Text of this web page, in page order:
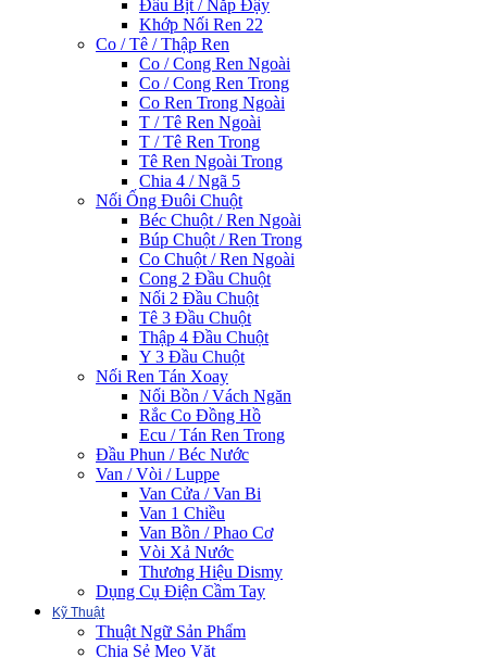
Đầu Bịt / Nắp Đậy
Khớp Nối Ren 22
Co / Tê / Thập Ren
Co / Cong Ren Ngoài
Co / Cong Ren Trong
Co Ren Trong Ngoài
T / Tê Ren Ngoài
T / Tê Ren Trong
Tê Ren Ngoài Trong
Chia 4 / Ngã 5
Nối Ống Đuôi Chuột
Béc Chuột / Ren Ngoài
Búp Chuột / Ren Trong
Co Chuột / Ren Ngoài
Cong 2 Đầu Chuột
Nối 2 Đầu Chuột
Tê 3 Đầu Chuột
Thập 4 Đầu Chuột
Y 3 Đầu Chuột
Nối Ren Tán Xoay
Nối Bồn / Vách Ngăn
Rắc Co Đồng Hồ
Ecu / Tán Ren Trong
Đầu Phun / Béc Nước
Van / Vòi / Luppe
Van Cửa / Van Bi
Van 1 Chiều
Van Bồn / Phao Cơ
Vòi Xả Nước
Thương Hiệu Dismy
Dụng Cụ Điện Cầm Tay
Kỹ Thuật
Thuật Ngữ Sản Phẩm
Chia Sẻ Mẹo Vặt